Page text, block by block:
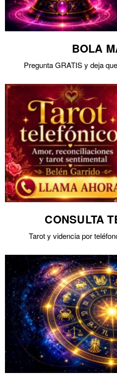
BOLA
Pregunta GRATIS y deja
CONSULTA
Tarot y videncia por